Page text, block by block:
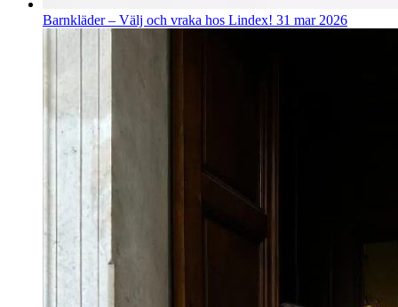
Barnkläder – Välj och vraka hos Lindex! 31 mar 2026